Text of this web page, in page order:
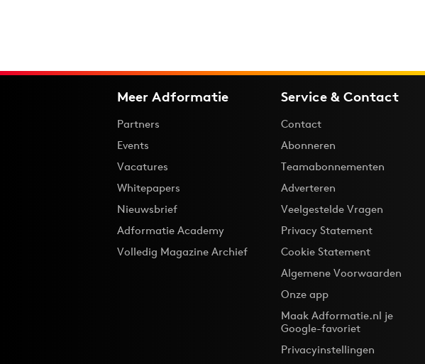
Meer Adformatie
Partners
Events
Vacatures
Whitepapers
Nieuwsbrief
Adformatie Academy
Volledig Magazine Archief
Service & Contact
Contact
Abonneren
Teamabonnementen
Adverteren
Veelgestelde Vragen
Privacy Statement
Cookie Statement
Algemene Voorwaarden
Onze app
Maak Adformatie.nl je
Google-favoriet
Privacyinstellingen